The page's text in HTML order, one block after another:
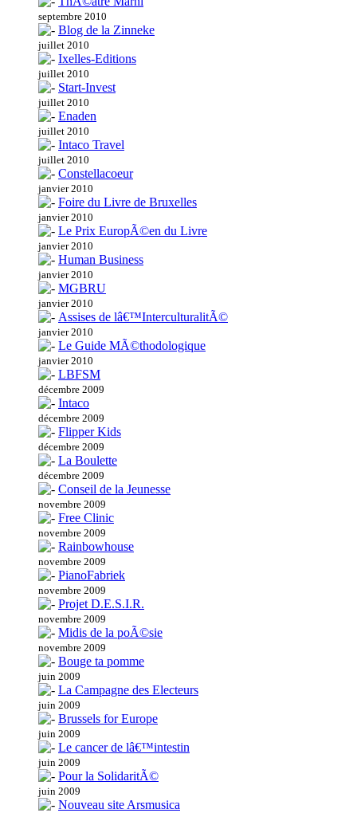
septembre 2010
Blog de la Zinneke
juillet 2010
Ixelles-Editions
juillet 2010
Start-Invest
juillet 2010
Enaden
juillet 2010
Intaco Travel
juillet 2010
Constellacoeur
janvier 2010
Foire du Livre de Bruxelles
janvier 2010
Le Prix EuropÃ©en du Livre
janvier 2010
Human Business
janvier 2010
MGBRU
janvier 2010
Assises de lâ€™InterculturalitÃ©
janvier 2010
Le Guide MÃ©thodologique
janvier 2010
LBFSM
décembre 2009
Intaco
décembre 2009
Flipper Kids
décembre 2009
La Boulette
décembre 2009
Conseil de la Jeunesse
novembre 2009
Free Clinic
novembre 2009
Rainbowhouse
novembre 2009
PianoFabriek
novembre 2009
Projet D.E.S.I.R.
novembre 2009
Midis de la poÃ©sie
novembre 2009
Bouge ta pomme
juin 2009
La Campagne des Electeurs
juin 2009
Brussels for Europe
juin 2009
Le cancer de lâ€™intestin
juin 2009
Pour la SolidaritÃ©
juin 2009
Nouveau site Arsmusica